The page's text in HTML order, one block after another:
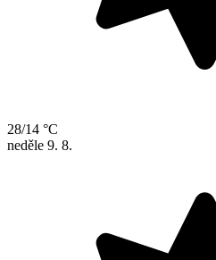
28/14 °C
neděle 9. 8.